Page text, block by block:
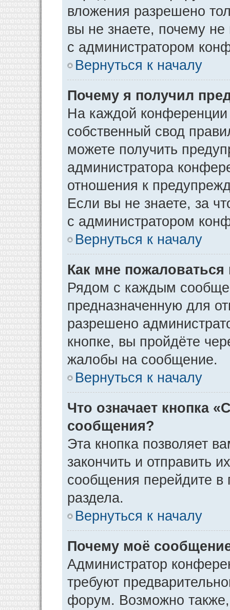
вложения разрешено
вы не знаете, почему
с администратором
Вернуться к началу
Почему я получил
На каждой конференции
собственный свод
можете получить
администратора
отношения к
Если вы не знаете, за
с администратором
Вернуться к началу
Как мне
Рядом с каждым
предназначенную для
разрешено
кнопке, вы пройдёте
жалобы на сообщение.
Вернуться к началу
Что означает кнопка
сообщения?
Эта кнопка позволяет
закончить и отправить
сообщения перейдите в
раздела.
Вернуться к началу
Почему моё
Администратор
требуют
форум. Возможно